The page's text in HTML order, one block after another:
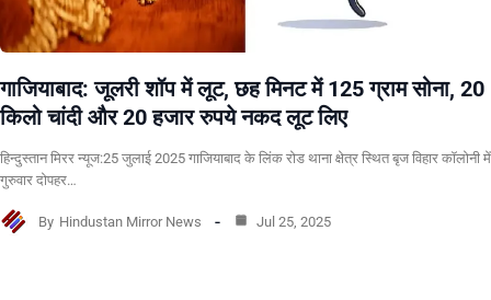
गाजियाबाद: जूलरी शॉप में लूट, छह मिनट में 125 ग्राम सोना, 20
किलो चांदी और 20 हजार रुपये नकद लूट लिए
हिन्दुस्तान मिरर न्यूज:25 जुलाई 2025 गाजियाबाद के लिंक रोड थाना क्षेत्र स्थित बृज विहार कॉलोनी में
गुरुवार दोपहर…
By Hindustan Mirror News Jul 25, 2025